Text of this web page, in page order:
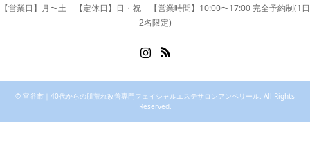
【営業日】月〜土 【定休日】日・祝 【営業時間】10:00〜17:00 完全予約制(1日
2名限定)
© 富谷市｜40代からの肌荒れ改善専門フェイシャルエステサロンアンベリール. All Rights
Reserved.